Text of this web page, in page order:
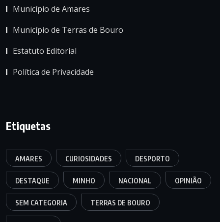
Município de Amares
Município de Terras de Bouro
Estatuto Editorial
Política de Privacidade
Etiquetas
AMARES CURIOSIDADES DESPORTO
DESTAQUE MINHO NACIONAL OPINIÃO
SEM CATEGORIA TERRAS DE BOURO